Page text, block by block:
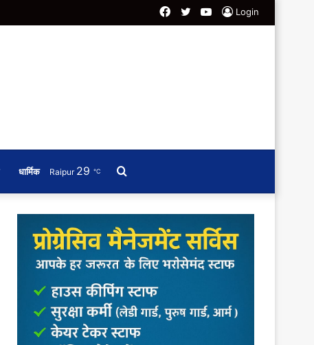
Login
YouTube
Twitter
Facebook
धार्मिक
for
Raipur 29 ℃